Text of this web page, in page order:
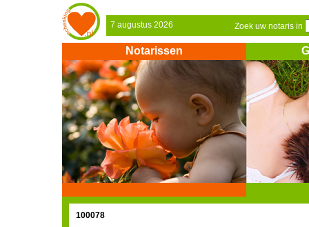
7 augustus 2026 Zoek uw notaris in
Notarissen
100078